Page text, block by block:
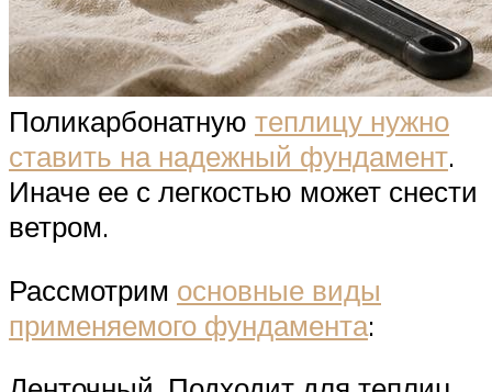
Поликарбонатную теплицу нужно
ставить на надежный фундамент.
Иначе ее с легкостью может снести
ветром.
Рассмотрим основные виды
применяемого фундамента: